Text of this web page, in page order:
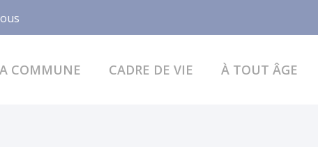
COMMUNE CADRE DE VIE À TOUT ÂGE